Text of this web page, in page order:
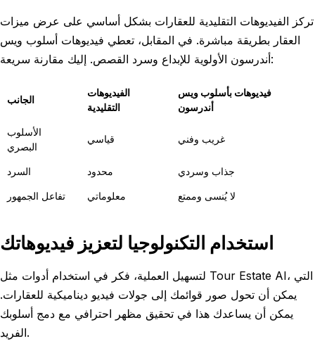
تركز الفيديوهات التقليدية للعقارات بشكل أساسي على عرض ميزات
العقار بطريقة مباشرة. في المقابل، تعطي فيديوهات أسلوب ويس
أندرسون الأولوية للإبداع وسرد القصص. إليك مقارنة سريعة:
الجانب
الفيديوهات
التقليدية
فيديوهات بأسلوب ويس
أندرسون
الأسلوب
البصري
قياسي غريب وفني
السرد محدود جذاب وسردي
تفاعل الجمهور معلوماتي لا يُنسى وممتع
استخدام التكنولوجيا لتعزيز فيديوهاتك
لتسهيل العملية، فكر في استخدام أدوات مثل Tour Estate AI، التي
يمكن أن تحول صور قوائمك إلى جولات فيديو ديناميكية للعقارات.
يمكن أن يساعدك هذا في تحقيق مظهر احترافي مع دمج أسلوبك
الفريد.